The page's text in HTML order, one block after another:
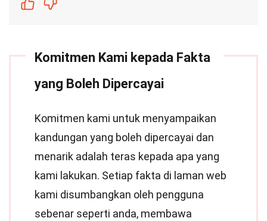
Komitmen Kami kepada Fakta
yang Boleh Dipercayai
Komitmen kami untuk menyampaikan
kandungan yang boleh dipercayai dan
menarik adalah teras kepada apa yang
kami lakukan. Setiap fakta di laman web
kami disumbangkan oleh pengguna
sebenar seperti anda, membawa